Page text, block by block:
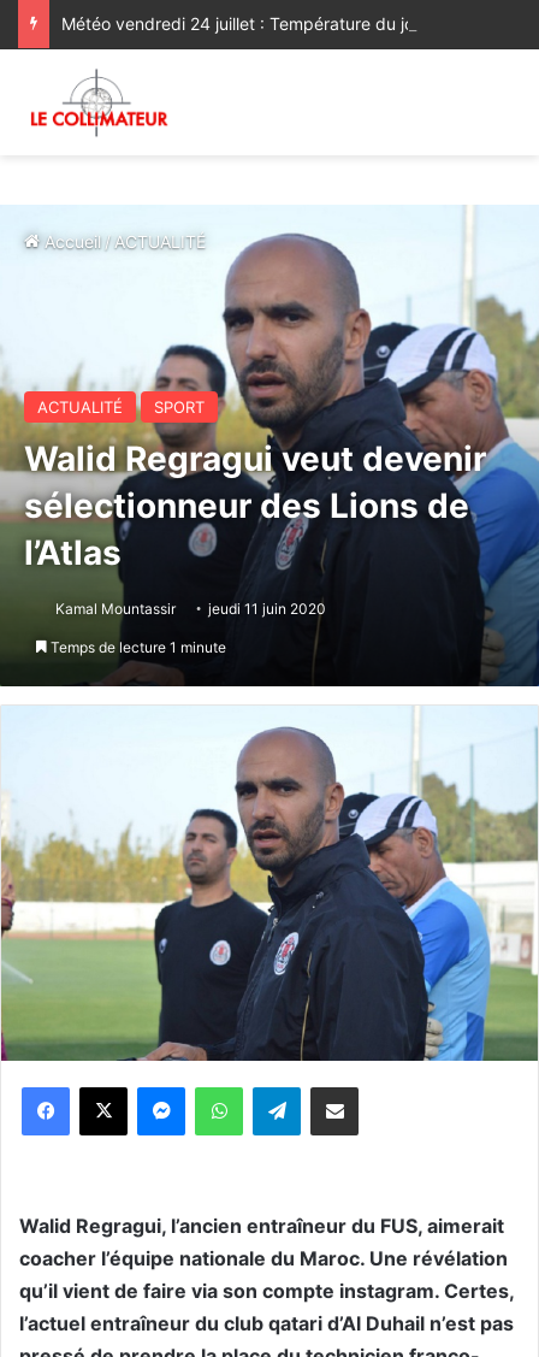
Accueil /ACTUALITÉ
ACTUALITÉ SPORT
Walid Regragui veut devenir
sélectionneur des Lions de
l’Atlas
Kamal Mountassir jeudi 11 juin 2020
Temps de lecture 1 minute
WhatsApp Telegram
Walid Regragui, l’ancien entraîneur du FUS, aimerait
coacher l’équipe nationale du Maroc. Une révélation
qu’il vient de faire via son compte instagram. Certes,
l’actuel entraîneur du club qatari d’Al Duhail n’est pas